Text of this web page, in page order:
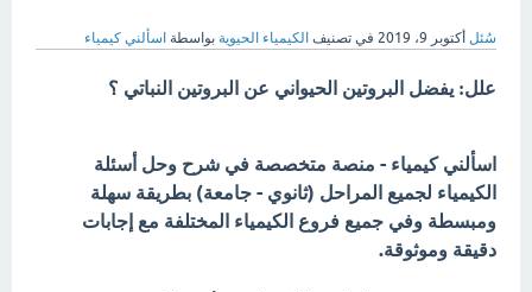
سُئل أكتوبر 9، 2019 في تصنيف الكيمياء الحيوية بواسطة اسألني كيمياء
علل: يفضل البروتين الحيواني عن البروتين النباتي ؟
اسألني كيمياء - منصة متخصصة في شرح وحل أسئلة
الكيمياء لجميع المراحل (ثانوي - جامعة) بطريقة سهلة
ومبسطة وفي جميع فروع الكيمياء المختلفة مع إجابات
دقيقة وموثوقة.